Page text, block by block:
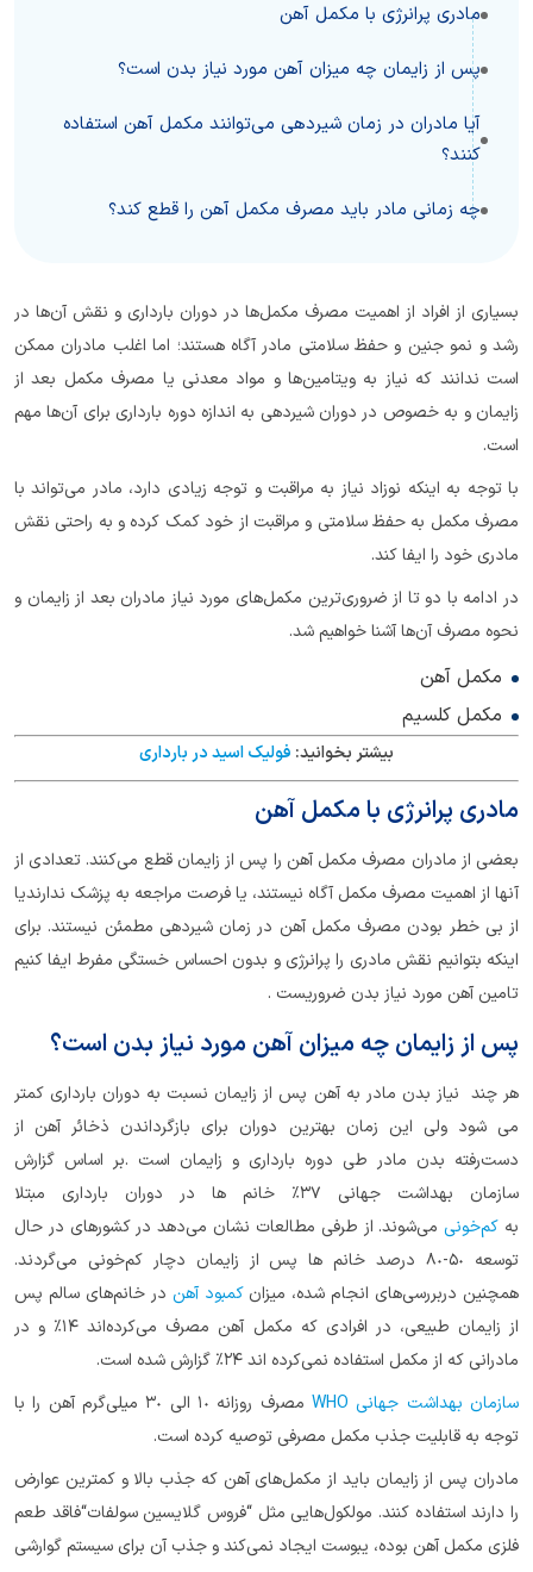
مادری پرانرژی با مکمل آهن
پس از زایمان چه میزان آهن مورد نیاز بدن است؟
آیا مادران در زمان شیردهی می‌توانند مکمل آهن استفاده
کنند؟
چه زمانی مادر باید مصرف مکمل آهن را قطع کند؟
بسیاری از افراد از اهمیت مصرف مکمل‌ها در دوران بارداری و نقش آن‌ها در
رشد و نمو جنین و حفظ سلامتی مادر آگاه هستند؛ اما اغلب مادران ممکن
است ندانند که نیاز به ویتامین‌ها و مواد معدنی یا مصرف مکمل بعد از
زایمان و به خصوص در دوران شیردهی به اندازه دوره بارداری برای آن‌ها مهم
است.
با توجه به اینکه نوزاد نیاز به مراقبت و توجه زیادی دارد، مادر می‌تواند با
مصرف مکمل به حفظ سلامتی و مراقبت از خود کمک کرده و به راحتی نقش
مادری خود را ایفا کند.
در ادامه با دو تا از ضروری‌ترین مکمل‌های مورد نیاز مادران بعد از زایمان و
نحوه مصرف آن‌ها آشنا خواهیم شد.
مکمل آهن
مکمل کلسیم
بیشتر بخوانید: فولیک اسید در بارداری
مادری پرانرژی با مکمل آهن
بعضی از مادران مصرف مکمل آهن را پس از زایمان قطع می‌کنند. تعدادی از
آنها از اهمیت مصرف مکمل آگاه نیستند، یا فرصت مراجعه به پزشک ندارندیا
از بی خطر بودن مصرف مکمل آهن در زمان شیردهی مطمئن نیستند. برای
اینکه بتوانیم نقش مادری را پرانرژی و بدون احساس خستگی مفرط ایفا کنیم
تامین آهن مورد نیاز بدن ضروریست .
پس از زایمان چه میزان آهن مورد نیاز بدن است؟
هر چند نیاز بدن مادر به آهن پس از زایمان نسبت به دوران بارداری کمتر
می شود ولی این زمان بهترین دوران برای بازگرداندن ذخائر آهن از
دست‌رفته بدن مادر طی دوره بارداری و زایمان است .بر اساس گزارش
سازمان بهداشت جهانی ٣٧% خانم ها در دوران بارداری مبتلا
به کم‌خونی می‌شوند. از طرفی مطالعات نشان می‌دهد در کشورهای در حال
توسعه ٥٠-٨٠ درصد خانم ها پس از زایمان دچار کم‌خونی می‌گردند.
همچنین دربررسی‌های انجام شده، میزانکمبود آهن در خانم‌های سالم پس
از زایمان طبیعی، در افرادی که مکمل آهن مصرف می‌کرده‌اند ١٤% و در
مادرانی که از مکمل استفاده نمی‌کرده اند ۲٤% گزارش شده است.
سازمان بهداشت جهانی WHO
مصرف روزانه ١٠ الی ٣٠ میلی‌گرم آهن را با
توجه به قابلیت جذب مکمل مصرفی توصیه کرده است.
مادران پس از زایمان باید از مکمل‌های آهن که جذب بالا و کمترین عوارض
را دارند استفاده کنند. مولکول‌هایی مثل “فروس گلایسین سولفات“فاقد طعم
فلزی مکمل آهن بوده، یبوست ایجاد نمی‌کند و جذب آن برای سیستم گوارشی